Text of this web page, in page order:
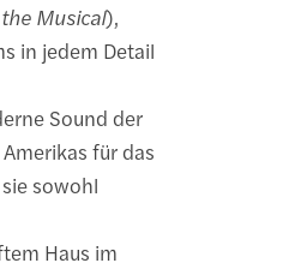
Musical),
in jedem Detail
Sound der
für das
sowohl
Haus im